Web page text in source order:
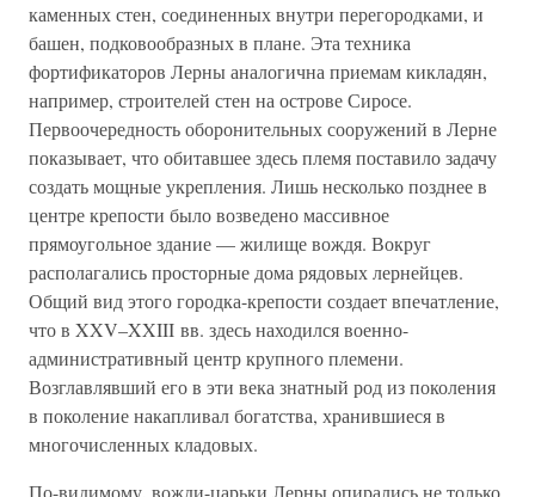
каменных стен, соединенных внутри перегородками, и
башен, подковообразных в плане. Эта техника
фортификаторов Лерны аналогична приемам кикладян,
например, строителей стен на острове Сиросе.
Первоочередность оборонительных сооружений в Лерне
показывает, что обитавшее здесь племя поставило задачу
создать мощные укрепления. Лишь несколько позднее в
центре крепости было возведено массивное
прямоугольное здание — жилище вождя. Вокруг
располагались просторные дома рядовых лернейцев.
Общий вид этого городка-крепости создает впечатление,
что в XXV–XXIII вв. здесь находился военно-
административный центр крупного племени.
Возглавлявший его в эти века знатный род из поколения
в поколение накапливал богатства, хранившиеся в
многочисленных кладовых.
По-видимому, вожди-царьки Лерны опирались не только